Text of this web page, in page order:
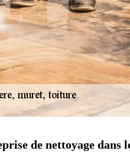
de nettoyage dans